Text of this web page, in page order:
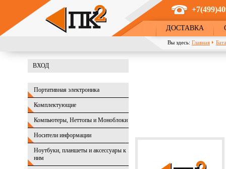
Перейти к основному содержанию
ДОСТАВКА
Вы здесь: Главная
ВХОД
Портативная электроника
Комплектующие
Компьютеры, Неттопы и Моноблоки
Носители информации
Ноутбуки, планшеты и аксессуары к
ним